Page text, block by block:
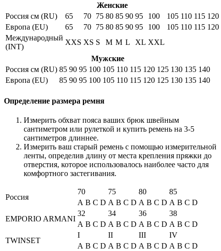
Женские
Россия см (RU)
65 70 75 80 85 90 95 100 105 110 115 120
Европа (EU)
65 70 75 80 85 90 95 100 105 110 115 120
Международный
(INT)
XXS XS S M M L XL XXL
Мужские
Россия см (RU) 85 90 95 100 105 110 115 120 125 130 135 140
Европа (EU)
85 90 95 100 105 110 115 120 125 130 135 140
Определение размера ремня
Измерить обхват пояса ваших брюк швейным
сантиметром или рулеткой и купить ремень на 3-5
сантиметров длиннее.
Измерить ваш старый ремень с помощью измерительной
ленты, определив длину от места крепления пряжки до
отверстия, которое использовалось наиболее часто для
комфортного застегивания.
Россия
70 75 80
85
A B C D A B C D A B C D A B C D
EMPORIO ARMANI
32 34 36
38
A B C D A B C D A B C D A B C D
TWINSET
I II III
IV
A B C D A B C D A B C D A B C D